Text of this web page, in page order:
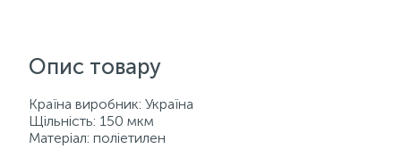
Опис товару
Країна виробник: Україна
Щільність: 150 мкм
Матеріал: поліетилен